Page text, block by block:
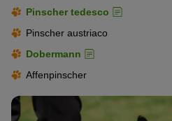
Pinscher tedesco
Pinscher austriaco
Dobermann
Affenpinscher